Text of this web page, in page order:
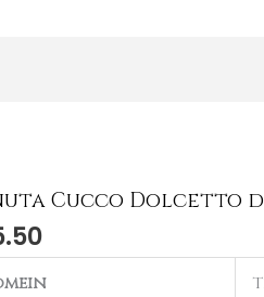
Cucco Dolcetto